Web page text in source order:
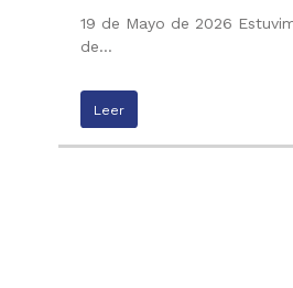
19 de Mayo de 2026
de…
Leer